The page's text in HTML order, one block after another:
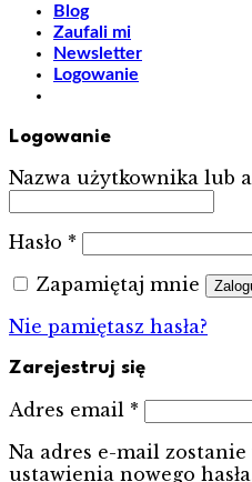
Blog
Zaufali mi
Newsletter
Logowanie
Logowanie
Nazwa użytkownika lub
Hasło *
Zapamiętaj mnie
Nie pamiętasz hasła?
Zarejestruj się
Adres email * Wymagane
Na adres e-mail zostanie
ustawienia nowego